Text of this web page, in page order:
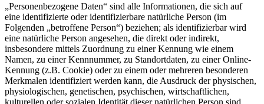
„Personenbezogene Daten“ sind alle Informationen, die sich auf
eine identifizierte oder identifizierbare natürliche Person (im
Folgenden „betroffene Person“) beziehen; als identifizierbar wird
eine natürliche Person angesehen, die direkt oder indirekt,
insbesondere mittels Zuordnung zu einer Kennung wie einem
Namen, zu einer Kennnummer, zu Standortdaten, zu einer Online-
Kennung (z.B. Cookie) oder zu einem oder mehreren besonderen
Merkmalen identifiziert werden kann, die Ausdruck der physischen,
physiologischen, genetischen, psychischen, wirtschaftlichen,
kulturellen oder sozialen Identität dieser natürlichen Person sind.